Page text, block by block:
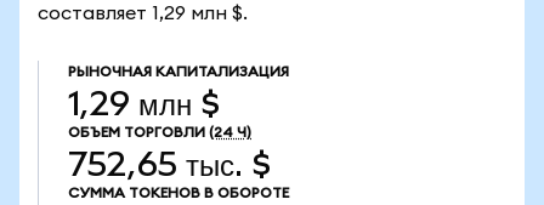
составляет 1,29 млн $.
РЫНОЧНАЯ КАПИТАЛИЗАЦИЯ
1,29 млн $
ОБЪЕМ ТОРГОВЛИ (24 Ч)
752,65 тыс. $
СУММА ТОКЕНОВ В ОБОРОТЕ